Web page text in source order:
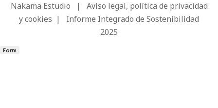
Nakama Estudio | Aviso legal, política de privacidad
y cookies | Informe Integrado de Sostenibilidad
2025
Form